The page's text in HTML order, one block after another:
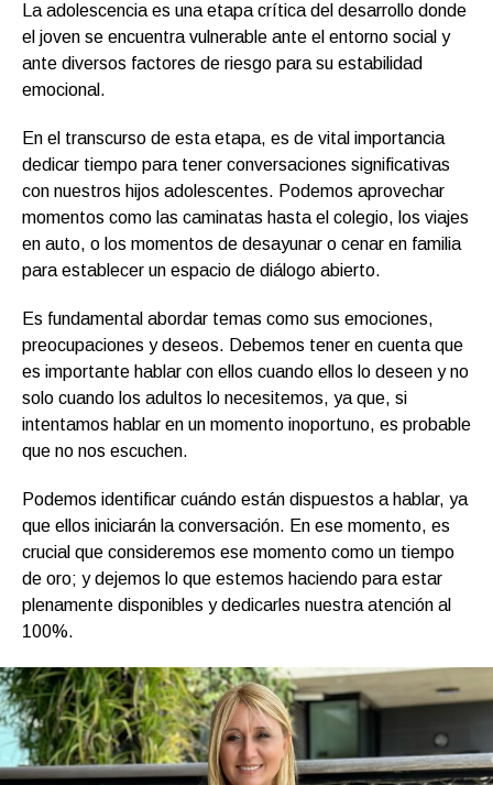
La adolescencia es una etapa crítica del desarrollo donde
el joven se encuentra vulnerable ante el entorno social y
ante diversos factores de riesgo para su estabilidad
emocional.
En el transcurso de esta etapa, es de vital importancia
dedicar tiempo para tener conversaciones significativas
con nuestros hijos adolescentes. Podemos aprovechar
momentos como las caminatas hasta el colegio, los viajes
en auto, o los momentos de desayunar o cenar en familia
para establecer un espacio de diálogo abierto.
Es fundamental abordar temas como sus emociones,
preocupaciones y deseos. Debemos tener en cuenta que
es importante hablar con ellos cuando ellos lo deseen y no
solo cuando los adultos lo necesitemos, ya que, si
intentamos hablar en un momento inoportuno, es probable
que no nos escuchen.
Podemos identificar cuándo están dispuestos a hablar, ya
que ellos iniciarán la conversación. En ese momento, es
crucial que consideremos ese momento como un tiempo
de oro; y dejemos lo que estemos haciendo para estar
plenamente disponibles y dedicarles nuestra atención al
100%.